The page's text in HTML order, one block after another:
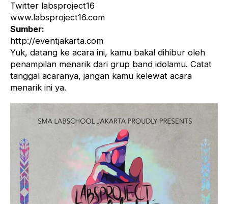
Twitter labsproject16
www.labsproject16.com
Sumber:
http://eventjakarta.com
Yuk, datang ke acara ini, kamu bakal dihibur oleh
penampilan menarik dari grup band idolamu. Catat
tanggal acaranya, jangan kamu kelewat acara
menarik ini ya.